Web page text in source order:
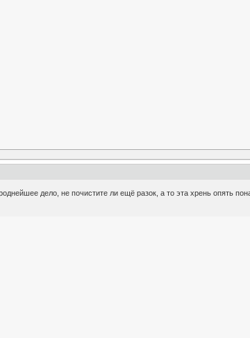
дело, не почистите ли ещё разок, а то эта хрень опять